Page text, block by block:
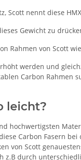
Scott nennt diese
Gewicht zu
Rahmen von Scott
werden und
Carbon Rahmen
leicht?
hochwertigsten
Carbon Fasern
von Scott
durch